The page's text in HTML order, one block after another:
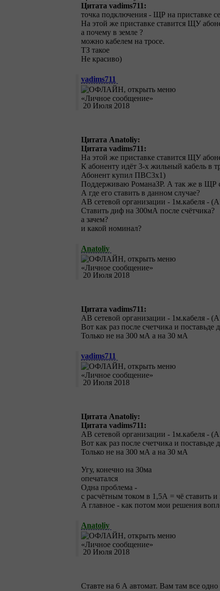
Цитата vadims711:
точка подключения - ЩР на приставке
На этой же приставке ставится ЩУ
а почему в земле ?
можно кабелем на тросе.
ТЗ такое
Не красиво)
vadims711
20 Июля 2018
Цитата Anatoliy:
Цитата vadims711:
На этой же приставке ставится ЩУ
К абоненту идёт 3-х жильный кабель в
Абонент купил ПВС3х1)
Поддерживаю РоманаЗР. А так же в ЩР
А где его ставить в данном случае?
АВ сетевой организации - 1м.кабеля -
Ставить диф на 300мА после счётчика?
а зачем?
и какой номинал?
Anatoliy
20 Июля 2018
Цитата vadims711:
АВ сетевой организации - 1м.кабеля -
Вот как раз после счетчика и
Только не на 300 мА а на 30 мА
vadims711
20 Июля 2018
Цитата Anatoliy:
Цитата vadims711:
АВ сетевой организации - 1м.кабеля -
Вот как раз после счетчика и
Только не на 300 мА а на 30 мА
Угу, конечно на 30ма
опечатался
Одна проблема -
с расчётным током в 1,5А = чё ставить и
А главное - как потом мои решения
Anatoliy
20 Июля 2018
Ставте на 6 А автомат. Вам там все